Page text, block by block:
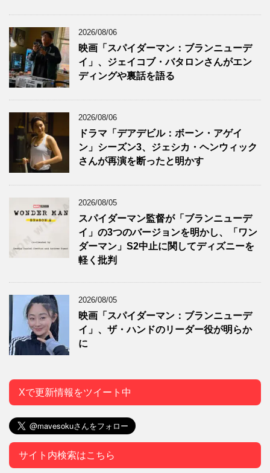
2026/08/06
映画「スパイダーマン：ブランニューデ
イ」、ジェイコブ・バタロンさんがエン
ディングや裏話を語る
2026/08/06
ドラマ「デアデビル：ボーン・アゲイ
ン」シーズン3、ジェシカ・ヘンウィック
さんが再演を断ったと明かす
2026/08/05
スパイダーマン監督が「ブランニューデ
イ」の3つのバージョンを明かし、「ワン
ダーマン」S2中止に関してディズニーを
軽く批判
2026/08/05
映画「スパイダーマン：ブランニューデ
イ」、ザ・ハンドのリーダー役が明らか
に
Xで更新情報をツイート中
サイト内検索はこちら